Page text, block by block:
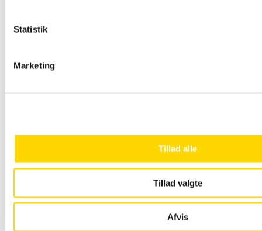
Statistik
Marketing
Tillad alle
Tillad valgte
Afvis